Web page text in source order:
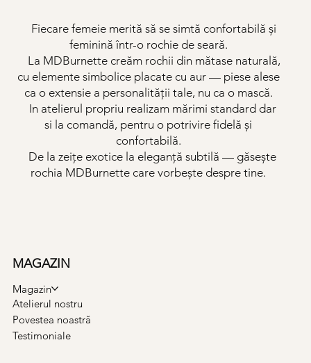
Fiecare femeie merită să se simtă confortabilă și
feminină într-o rochie de seară.
La MDBurnette creăm rochii din mătase naturală,
cu elemente simbolice placate cu aur — piese alese
ca o extensie a personalității tale, nu ca o mască.
In atelierul propriu realizam mărimi standard dar
si la comandă, pentru o potrivire fidelă și
confortabilă.
De la zeițe exotice la eleganță subtilă — găsește
rochia MDBurnette care vorbește despre tine.
MAGAZIN
Magazin
Atelierul nostru
Povestea noastră
Testimoniale